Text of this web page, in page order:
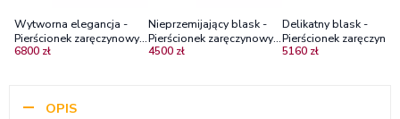
Wytworna elegancja -
Pierścionek zaręczynowy z
żółtego złota z czarnym
6800 zł
Nieprzemijający blask -
Pierścionek zaręczynowy z
żółtego złota z czarnymi
4500 zł
Delikatny blask -
Pierścionek
białego złota z
5160 zł
OPIS